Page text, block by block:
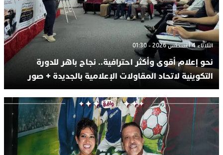
الثلاثاء 4 أغسطس 2026 - 01:30
نحو إعلام أقوى وأكثر احترافية.. نجاح باهر للدورة
التكوينية لاتحاد المقاولات الإعلامية بالجديدة + صور